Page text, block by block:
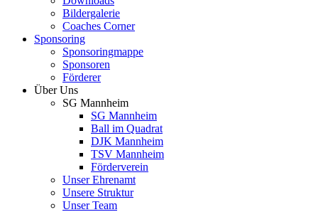
Bildergalerie
Coaches Corner
Sponsoring
Sponsoringmappe
Sponsoren
Förderer
Über Uns
SG Mannheim
SG Mannheim
Ball im Quadrat
DJK Mannheim
TSV Mannheim
Förderverein
Unser Ehrenamt
Unsere Struktur
Unser Team